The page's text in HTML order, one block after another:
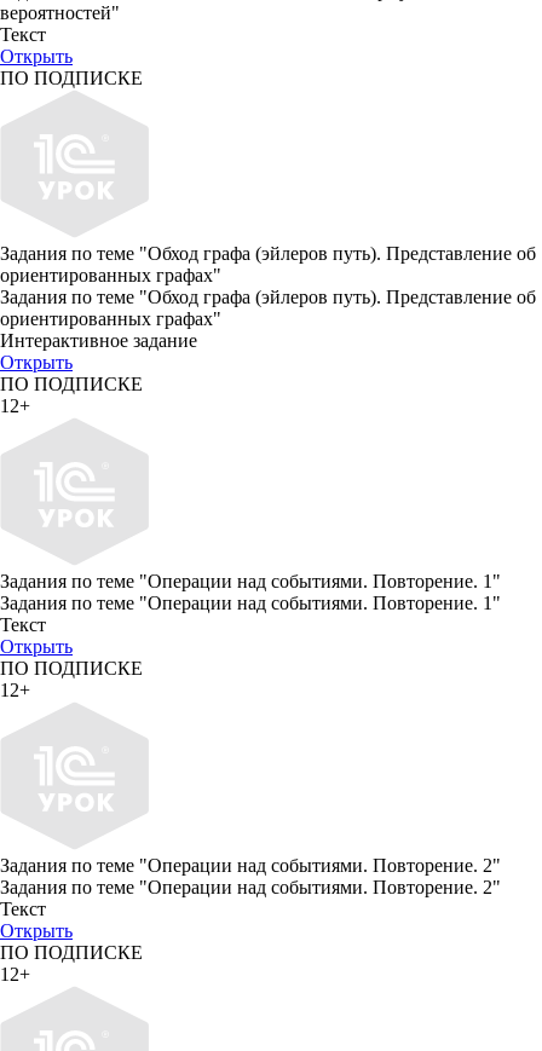
вероятностей"
Текст
Открыть
ПО ПОДПИСКЕ
Задания по теме "Обход графа (эйлеров путь). Представление об
ориентированных графах"
Задания по теме "Обход графа (эйлеров путь). Представление об
ориентированных графах"
Интерактивное задание
Открыть
ПО ПОДПИСКЕ
12+
Задания по теме "Операции над событиями. Повторение. 1"
Задания по теме "Операции над событиями. Повторение. 1"
Текст
Открыть
ПО ПОДПИСКЕ
12+
Задания по теме "Операции над событиями. Повторение. 2"
Задания по теме "Операции над событиями. Повторение. 2"
Текст
Открыть
ПО ПОДПИСКЕ
12+